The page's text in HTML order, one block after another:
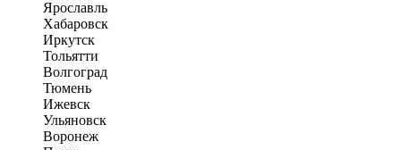
Ярославль
Хабаровск
Иркутск
Тольятти
Волгоград
Тюмень
Ижевск
Ульяновск
Воронеж